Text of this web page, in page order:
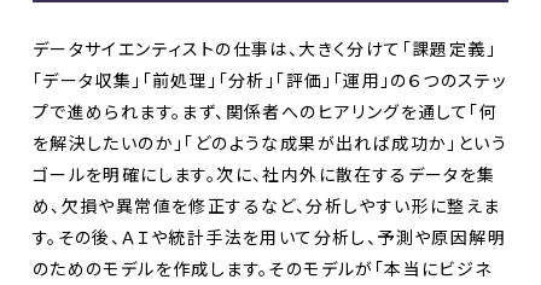
データサイエンティストの仕事は、大きく分けて「課題定義」
「データ収集」「前処理」「分析」「評価」「運用」の６つのステッ
プで進められます。まず、関係者へのヒアリングを通して「何
を解決したいのか」「どのような成果が出れば成功か」という
ゴールを明確にします。次に、社内外に散在するデータを集
め、欠損や異常値を修正するなど、分析しやすい形に整えま
す。その後、ＡＩや統計手法を用いて分析し、予測や原因解明
のためのモデルを作成します。そのモデルが「本当にビジネ